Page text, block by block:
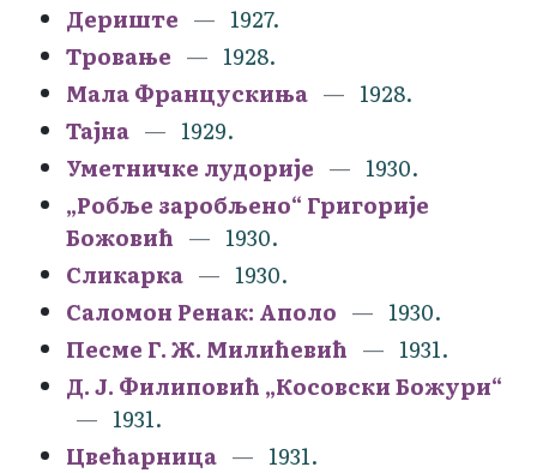
Дериште
1927.
Тровање
1928.
Мала Францускиња
1928.
Тајна
1929.
Уметничке лудорије
1930.
„Робље заробљено“ Григорије
Божовић
1930.
Сликарка
1930.
Саломон Ренак: Аполо
1930.
Песме Г. Ж. Милићевић
1931.
Д. Ј. Филиповић „Косовски Божури“
1931.
Цвећарница
1931.